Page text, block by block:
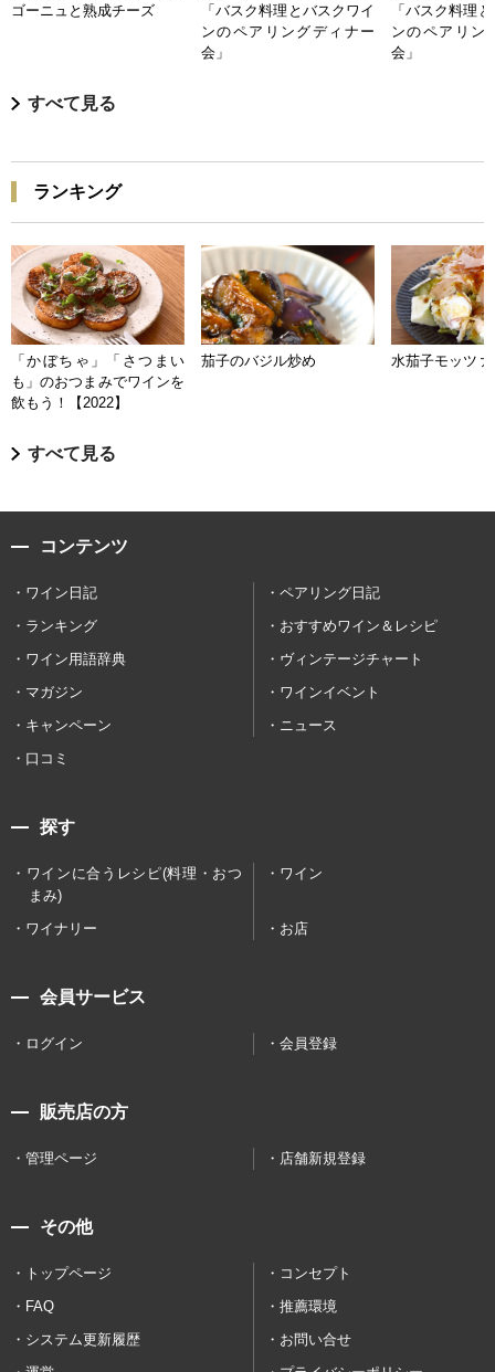
ゴーニュと熟成チーズ
「バスク料理とバスクワイ
ンのペアリングディナー
会」
「バスク料理
ンのペアリン
会」
すべて見る
ランキング
「かぼちゃ」「さつまい
も」のおつまみでワインを
飲もう！【2022】
茄子のバジル炒め 水茄子モッツァ
すべて見る
コンテンツ
ワイン日記
ペアリング日記
ランキング
おすすめワイン＆レシピ
ワイン用語辞典
ヴィンテージチャート
マガジン
ワインイベント
キャンペーン
ニュース
口コミ
探す
ワインに合うレシピ(料理・おつ
まみ)
ワイン
ワイナリー お店
会員サービス
ログイン 会員登録
販売店の方
管理ページ 店舗新規登録
その他
トップページ
コンセプト
FAQ
推薦環境
システム更新履歴
お問い合せ